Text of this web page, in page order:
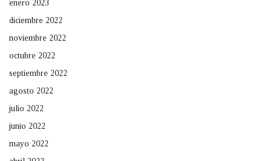
enero 2023
diciembre 2022
noviembre 2022
octubre 2022
septiembre 2022
agosto 2022
julio 2022
junio 2022
mayo 2022